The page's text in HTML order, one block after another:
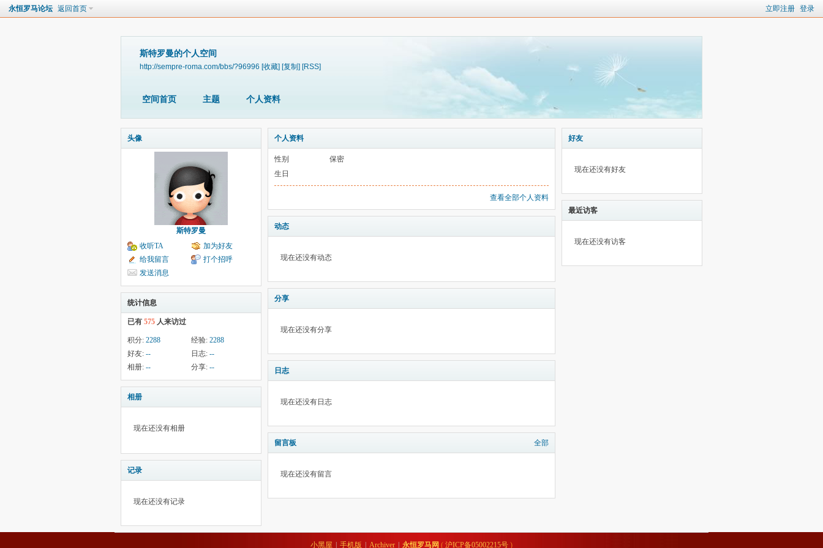
立即注册 登录
永恒罗马论坛 返回首页
斯特罗曼的个人空间
http://sempre-roma.com/bbs/?96996 [收藏] [复制] [RSS]
空间首页 主题 个人资料
头像
斯特罗曼
收听TA
加为好友
给我留言
打个招呼
发送消息
统计信息
已有 575 人来访过
积分: 2288 经验: 2288
好友: -- 日志: --
相册: -- 分享: --
相册
现在还没有相册
记录
现在还没有记录
个人资料
性别
保密
生日
查看全部个人资料
动态
现在还没有动态
分享
现在还没有分享
日志
现在还没有日志
留言板 全部
现在还没有留言
好友
现在还没有好友
最近访客
现在还没有访客
小黑屋 手机版 Archiver 永恒罗马网 ( 沪ICP备05002215号 )